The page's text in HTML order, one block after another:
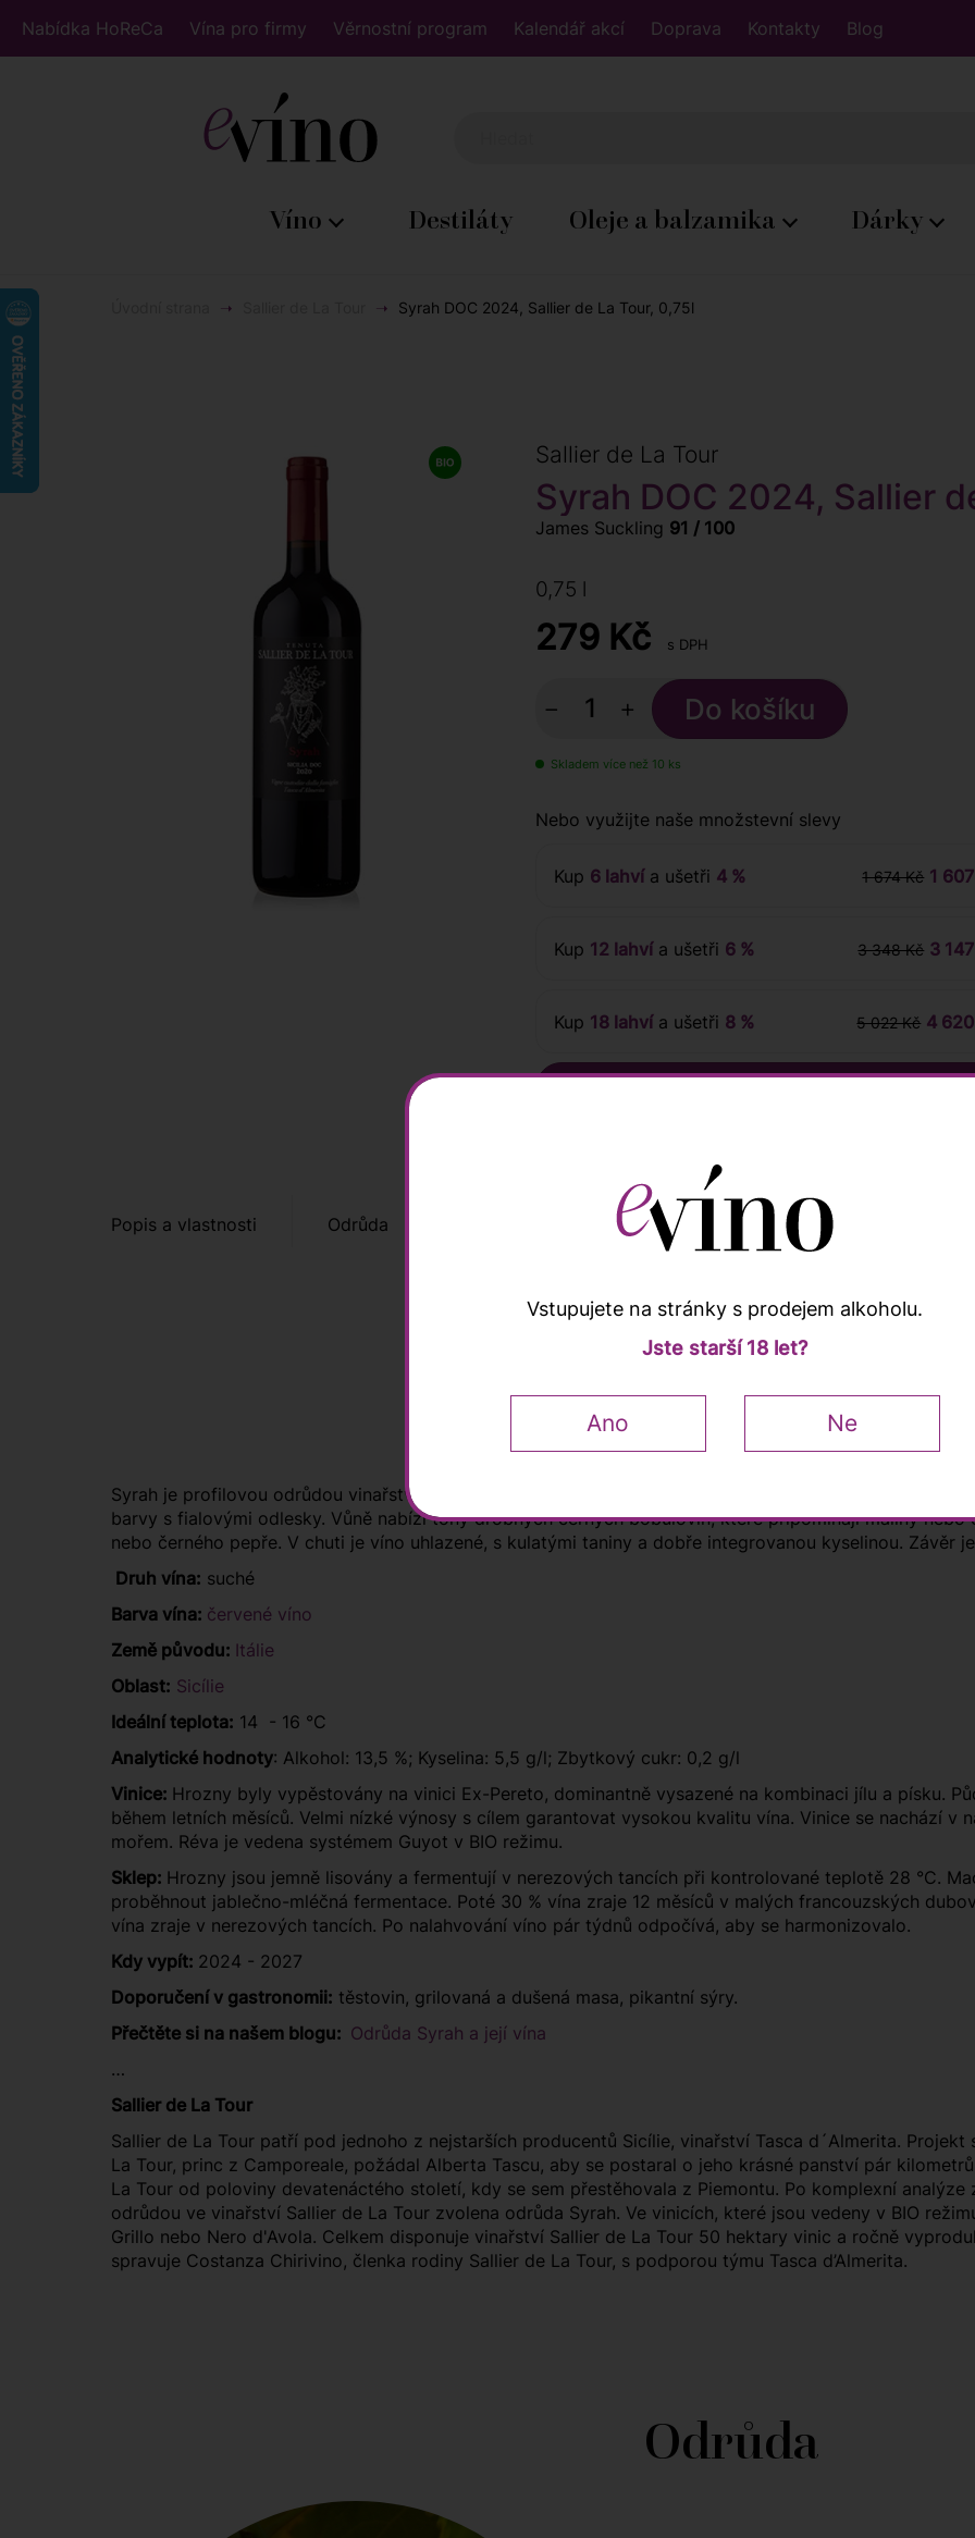
Nabídka HoReCa Vína pro firmy Věrnostní program Kalendář akcí Doprava Kontakty Blog
Víno Destiláty Oleje a balzamika Dárky
Syrah DOC 2024, Sallier de La Tour, 0,75l
Sallier de La Tour
Syrah DOC 2024, Sallier
James Suckling 91 / 100
0,75 l
279 Kč s DPH
− +
Skladem více než 10 ks
Nebo využijte naše množstevní slevy
Kup 6 lahvía ušetři 4 % 1 674 Kč 1
Kup 12 lahvía ušetři 6 % 3 348 Kč 3
Kup 18 lahvía ušetři 8 % 5 022 Kč 4
Popis a vlastnosti Odrůda Hodnocení zákazníků
Popis a vlastnosti
Syrah je profilovou odrůdou vinařství Sallier de La Tour, v tomto případě čekejte komplexní a elegantní
barvy s fialovými odlesky. Vůně nabízí tóny drobných černých bobulovin, které připomínají maliny
nebo černého pepře. V chuti je víno uhlazené, s kulatými taniny a dobře integrovanou kyselinou. Závěr
Druh vína: suché
Barva vína: červené víno
Země původu: Itálie
Oblast: Sicílie
Ideální teplota: 14 - 16 °C
Analytické hodnoty: Alkohol: 13,5 %; Kyselina: 5,5 g/l; Zbytkový cukr: 0,2 g/l
Vinice: Hrozny byly vypěstovány na vinici Ex-Pereto, dominantně vysazené na kombinaci jílu a písku.
během letních měsíců. Velmi nízké výnosy s cílem garantovat vysokou kvalitu vína. Vinice se nachází v
mořem. Réva je vedena systémem Guyot v BIO režimu.
Sklep: Hrozny jsou jemně lisovány a fermentují v nerezových tancích při kontrolované teplotě 28 °C.
proběhnout jablečno-mléčná fermentace. Poté 30 % vína zraje 12 měsíců v malých francouzských
vína zraje v nerezových tancích. Po nalahvování víno pár týdnů odpočívá, aby se harmonizovalo.
Kdy vypít: 2024 - 2027
Doporučení v gastronomii: těstovin, grilovaná a dušená masa, pikantní sýry.
Přečtěte si na našem blogu: Odrůda Syrah a její vína
…
Sallier de La Tour
Sallier de La Tour patří pod jednoho z nejstarších producentů Sicílie, vinařství Tasca d´Almerita.
La Tour, princ z Camporeale, požádal Alberta Tascu, aby se postaral o jeho krásné panství pár
La Tour od poloviny devatenáctého století, kdy se sem přestěhovala z Piemontu. Po komplexní
odrůdou ve vinařství Sallier de La Tour zvolena odrůda Syrah. Ve vinicích, které jsou vedeny v BIO
Grillo nebo Nero d'Avola. Celkem disponuje vinařství Sallier de La Tour 50 hektary vinic a ročně
spravuje Costanza Chirivino, členka rodiny Sallier de La Tour, s podporou týmu Tasca d’Almerita.
Odrůda
Vstupujete na stránky s prodejem alkoholu.
Jste starší 18 let?
Ano Ne